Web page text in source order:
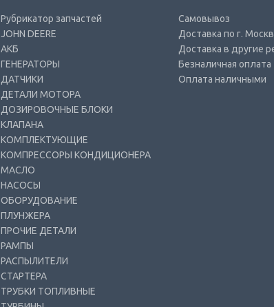
Рубрикатор запчастей
JOHN DEERE
АКБ
ГЕНЕРАТОРЫ
ДАТЧИКИ
ДЕТАЛИ МОТОРА
ДОЗИРОВОЧНЫЕ БЛОКИ
КЛАПАНА
КОМПЛЕКТУЮЩИЕ
КОМПРЕССОРЫ КОНДИЦИОНЕРА
МАСЛО
НАСОСЫ
ОБОРУДОВАНИЕ
ПЛУНЖЕРА
ПРОЧИЕ ДЕТАЛИ
РАМПЫ
РАСПЫЛИТЕЛИ
СТАРТЕРА
ТРУБКИ ТОПЛИВНЫЕ
Самовывоз
Доставка по г.
Доставка в другие
Безналичная оплата
Оплата наличными